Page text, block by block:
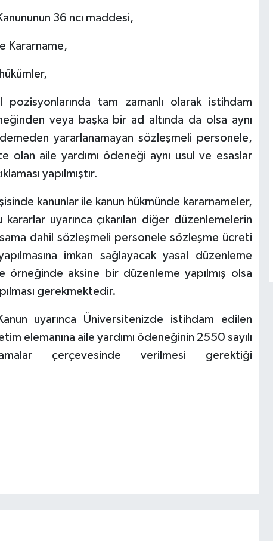
36 ncı maddesi,
Kararname,
pozisyonlarında tam zamanlı olarak istihdam
veya başka bir ad altında da olsa aynı
yararlanamayan sözleşmeli personele,
olan aile yardımı ödeneği aynı usul ve esaslar
yapılmıştır.
kanunlar ile kanun hükmünde kararnameler,
kararlar uyarınca çıkarılan diğer düzenlemelerin
dahil sözleşmeli personele sözleşme ücreti
imkan sağlayacak yasal düzenleme
örneğinde aksine bir düzenleme yapılmış olsa
gerekmektedir.
uyarınca Üniversitenizde istihdam edilen
elemanına aile yardımı ödeneğinin 2550 sayılı
çerçevesinde verilmesi gerektiği